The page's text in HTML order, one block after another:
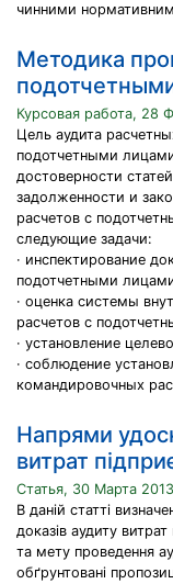
чинними
Методика
Курсовая работа, 28
Цель аудита
подотчетными
достоверности
задолженности и
расчетов с
следующие задачи:
· инспектирование
подотчетными
· оценка системы
расчетов с
· установление
· соблюдение
командировочных
Напрями
витрат
Статья, 30 Марта 2013
В даній статті
доказів аудиту
та мету проведення
обґрунтовані